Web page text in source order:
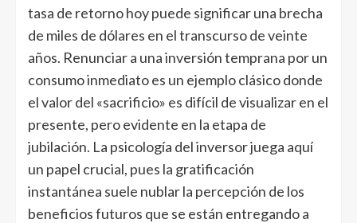
tasa de retorno hoy puede significar una brecha
de miles de dólares en el transcurso de veinte
años. Renunciar a una inversión temprana por un
consumo inmediato es un ejemplo clásico donde
el valor del «sacrificio» es difícil de visualizar en el
presente, pero evidente en la etapa de
jubilación. La psicología del inversor juega aquí
un papel crucial, pues la gratificación
instantánea suele nublar la percepción de los
beneficios futuros que se están entregando a